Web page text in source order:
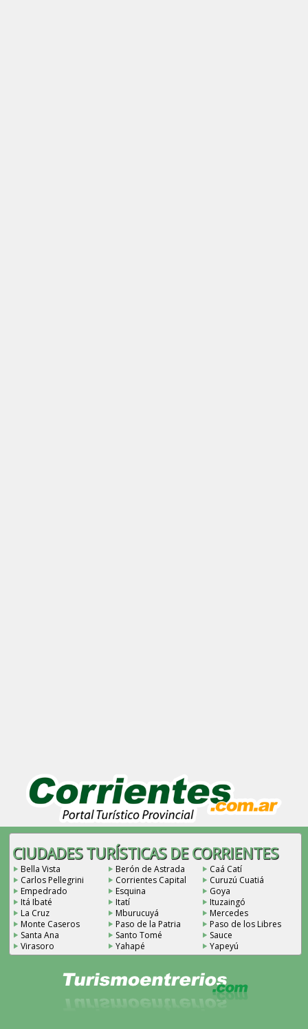
CIUDADES TURÍSTICAS DE CORRIENTES
Bella Vista Berón de Astrada
Caá Catí
Carlos Pellegrini
Corrientes Capital
Curuzú Cuatiá
Empedrado
Esquina
Goya
Itá Ibaté
Itatí
Ituzaingó
La Cruz
Mburucuyá
Mercedes
Monte Caseros
Paso de la Patria
Paso de los Libres
Santa Ana
Santo Tomé
Sauce
Virasoro
Yahapé Yapeyú